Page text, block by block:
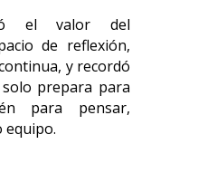
el valor del
de reflexión,
y recordó
prepara para
para pensar,
equipo.